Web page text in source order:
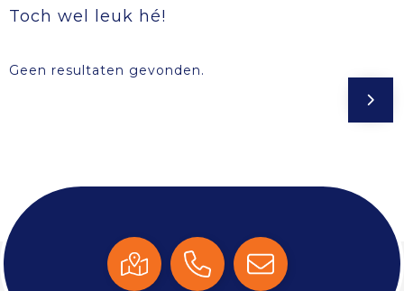
Toch wel leuk hé!
Geen resultaten gevonden.